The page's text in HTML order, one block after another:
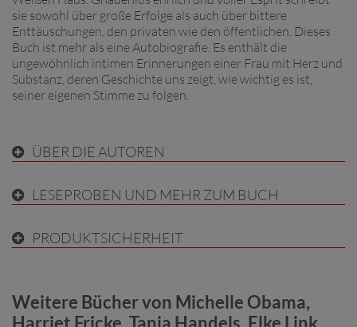
sie sowohl über große Erfolge als auch über bittere
Enttäuschungen, den privaten wie den öffentlichen. Dieses
Buch ist mehr als eine Autobiografie. Es enthält die
ungewöhnlich intimen Erinnerungen einer Frau mit Herz und
Substanz, deren Geschichte uns zeigt, wie wichtig es ist,
seiner eigenen Stimme zu folgen.
ÜBER DIE AUTOREN
LESEPROBEN UND MEHR ZUM BUCH
PRODUKTSICHERHEIT
Weitere Bücher von Michelle Obama,